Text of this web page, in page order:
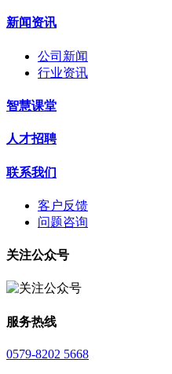
新闻资讯
公司新闻
行业资讯
智慧课堂
人才招聘
联系我们
客户反馈
问题咨询
关注公众号
服务热线
0579-8202 5668